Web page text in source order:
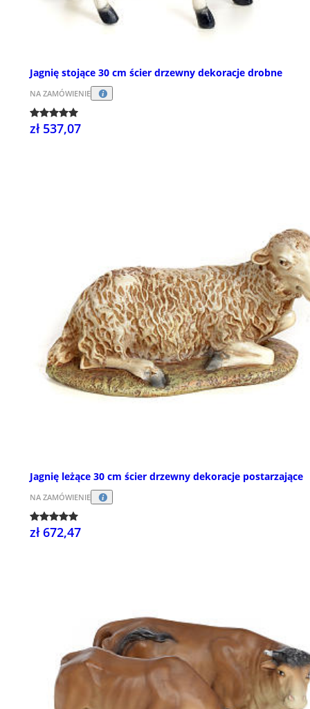
Jagnię stojące 30 cm ścier drzewny dekoracje drobne
NA ZAMÓWIENIE
zł 537,07
Jagnię leżące 30 cm ścier drzewny dekoracje postarzające
NA ZAMÓWIENIE
zł 672,47